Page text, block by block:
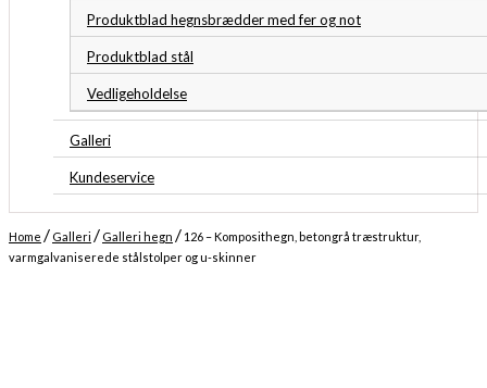
Produktblad hegnsbrædder med fer og not
Produktblad stål
Vedligeholdelse
Galleri
Kundeservice
Home / Galleri / Galleri hegn / 126 – Komposithegn, betongrå træstruktur,
varmgalvaniserede stålstolper og u-skinner